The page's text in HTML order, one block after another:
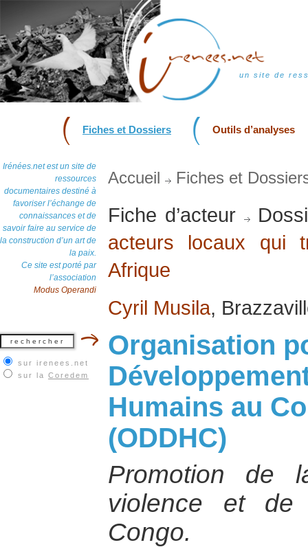
un site de
Fiches et Dossiers Outils d’analyses
Irénées.net est un site de
ressources
documentaires destiné à
favoriser l’échange de
connaissances et de
savoir faire au service de
la construction d’un art de
la paix.
Ce site est porté par
l’association
Modus Operandi
sur irenees.net
sur la Coredem
Accueil Fiches et
Fiche d’acteur
acteurs locaux qui
Afrique
Cyril Musila,
Organisation
Humains au
(ODDHC)
Promotion de
violence et de
Congo.